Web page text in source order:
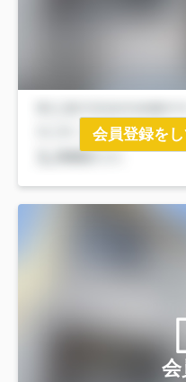
会員登録を
会